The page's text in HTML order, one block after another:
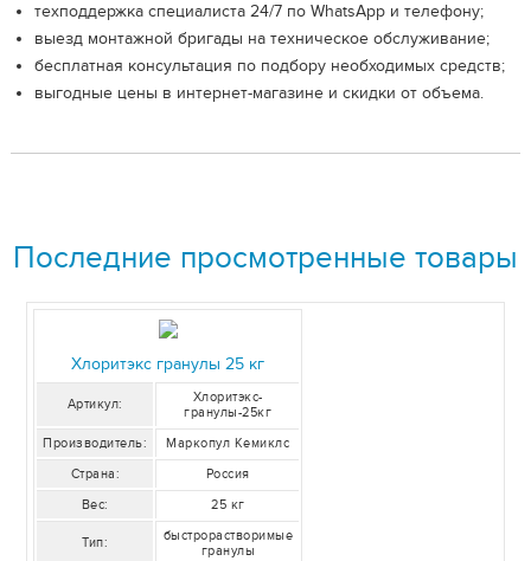
техподдержка специалиста 24/7 по WhatsApp и телефону;
выезд монтажной бригады на техническое обслуживание;
бесплатная консультация по подбору необходимых средств;
выгодные цены в интернет-магазине и скидки от объема.
Последние просмотренные товары
Хлоритэкс гранулы 25 кг
Артикул:
Хлоритэкс-
гранулы-25кг
Производитель:
Маркопул Кемиклс
Страна:
Россия
Вес:
25 кг
Тип:
быстрорастворимые
гранулы